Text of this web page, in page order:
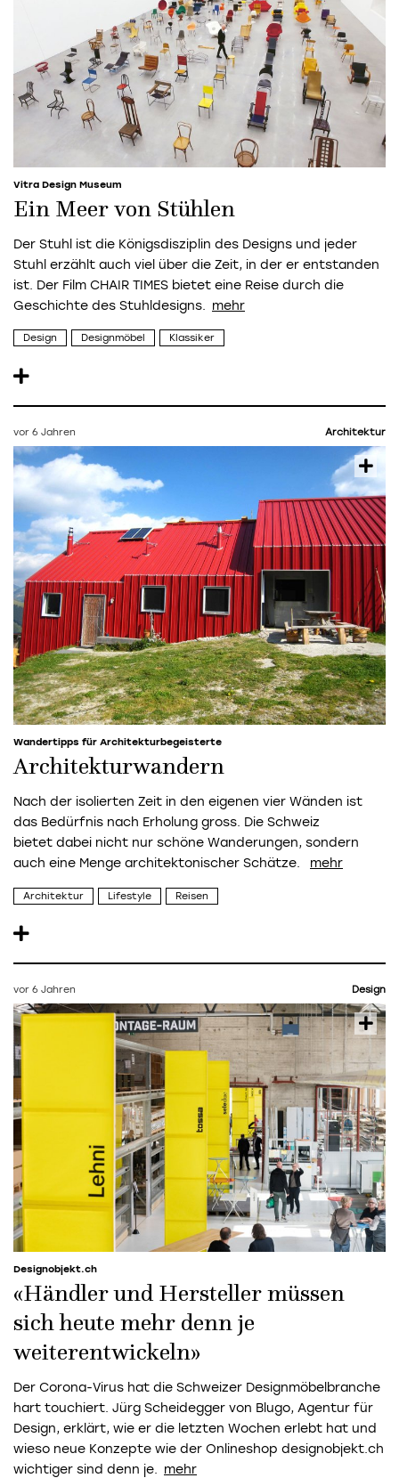
Vitra Design Museum
Ein Meer von Stühlen
Der Stuhl ist die Königsdisziplin des Designs und jeder
Stuhl erzählt auch viel über die Zeit, in der er entstanden
ist. Der Film CHAIR TIMES bietet eine Reise durch die
Geschichte des Stuhldesigns.
Design Designmöbel Klassiker
vor 6 Jahren Architektur
Wandertipps für Architekturbegeisterte
Architekturwandern
Nach der isolierten Zeit in den eigenen vier Wänden ist
das Bedürfnis nach Erholung gross. Die Schweiz
bietet dabei nicht nur schöne Wanderungen, sondern
auch eine Menge architektonischer Schätze.
Architektur Lifestyle Reisen
vor 6 Jahren Design
Designobjekt.ch
«Händler und Hersteller müssen
sich heute mehr denn je
weiterentwickeln»
Der Corona-Virus hat die Schweizer Designmöbelbranche
hart touchiert. Jürg Scheidegger von Blugo, Agentur für
Design, erklärt, wie er die letzten Wochen erlebt hat und
wieso neue Konzepte wie der Onlineshop designobjekt.ch
wichtiger sind denn je.